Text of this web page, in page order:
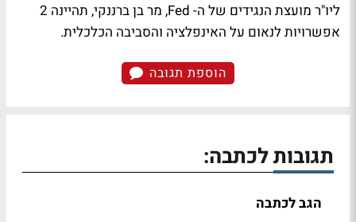
ליו"ר מועצת הנגידים של ה- Fed, מר בן ברננקי, תהיינה 2
אפשרויות לנאום על האינפלציה והסביבה הכלכלית.
הוספת תגובה
תגובות לכתבה:
הגב לכתבה